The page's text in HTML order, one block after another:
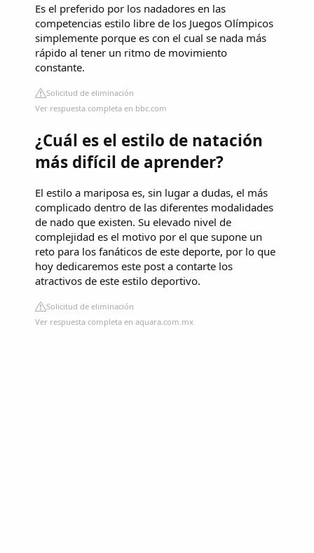
Es el preferido por los nadadores en las
competencias estilo libre de los Juegos Olímpicos
simplemente porque es con el cual se nada más
rápido al tener un ritmo de movimiento
constante.
Solicitud de eliminación
Ver respuesta completa en bbc.com
¿Cuál es el estilo de natación
más difícil de aprender?
El estilo a mariposa es, sin lugar a dudas, el más
complicado dentro de las diferentes modalidades
de nado que existen. Su elevado nivel de
complejidad es el motivo por el que supone un
reto para los fanáticos de este deporte, por lo que
hoy dedicaremos este post a contarte los
atractivos de este estilo deportivo.
Solicitud de eliminación
Ver respuesta completa en aquara.com.mx